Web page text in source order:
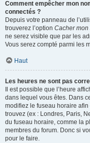
Comment empêcher mon
connectés ?
Depuis votre panneau de
trouverez l’option Cacher
ne serez visible que par les
Vous serez compté parmi les
Haut
Les heures ne sont pas
Il est possible que l’heure
dans lequel vous êtes. Dans
modifiez le fuseau horaire
trouvez (ex : Londres, Paris,
du fuseau horaire, comme la
membres du forum. Donc si
pour le faire.